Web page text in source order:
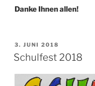
Danke Ihnen allen!
VERÖFFENTLICHT
AM
3. JUNI 2018
Schulfest 2018